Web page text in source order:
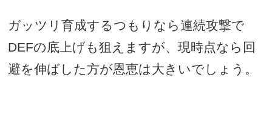
ガッツリ育成するつもりなら連続攻撃で
DEFの底上げも狙えますが、現時点なら回
避を伸ばした方が恩恵は大きいでしょう。